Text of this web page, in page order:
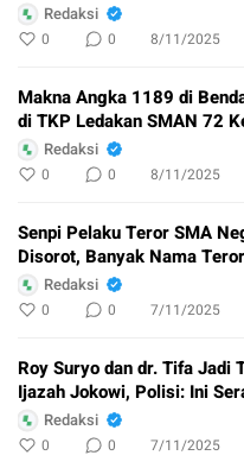
Redaksi
0 0 8/11/2025
Makna Angka 1189 di
di TKP Ledakan SMAN 72
Redaksi
0 0 8/11/2025
Senpi Pelaku Teror SMA
Disorot, Banyak Nama
Redaksi
0 0 7/11/2025
Roy Suryo dan dr. Tifa Jadi
Ijazah Jokowi, Polisi: Ini
Redaksi
0 0 7/11/2025